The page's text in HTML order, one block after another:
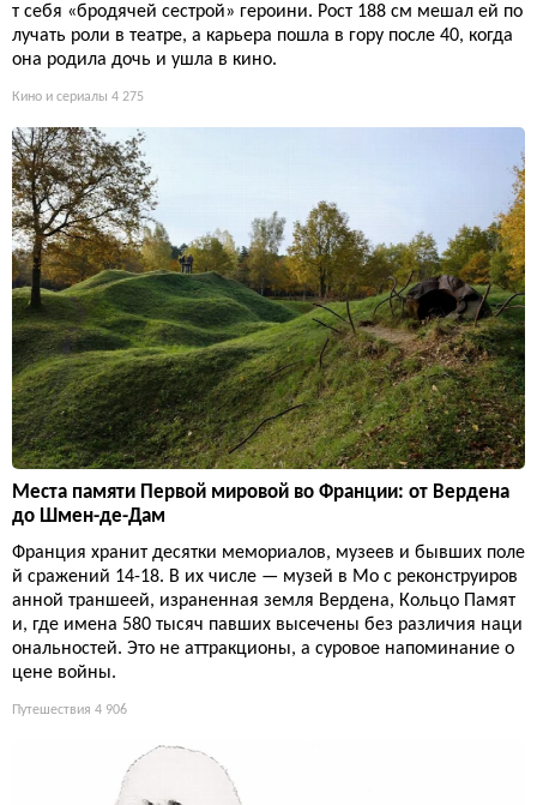
т себя «бродячей сестрой» героини. Рост 188 см мешал ей по
лучать роли в театре, а карьера пошла в гору после 40, когда
она родила дочь и ушла в кино.
Кино и сериалы 4 275
Места памяти Первой мировой во Франции: от Вердена
до Шмен-де-Дам
Франция хранит десятки мемориалов, музеев и бывших поле
й сражений 14-18. В их числе — музей в Мо с реконструиров
анной траншеей, израненная земля Вердена, Кольцо Памят
и, где имена 580 тысяч павших высечены без различия наци
ональностей. Это не аттракционы, а суровое напоминание о
цене войны.
Путешествия 4 906